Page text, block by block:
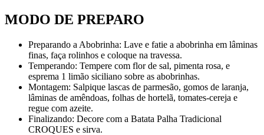
MODO DE PREPARO
Preparando a Abobrinha: Lave e fatie a abobrinha em lâminas
finas, faça rolinhos e coloque na travessa.
Temperando: Tempere com flor de sal, pimenta rosa, e
esprema 1 limão siciliano sobre as abobrinhas.
Montagem: Salpique lascas de parmesão, gomos de laranja,
lâminas de amêndoas, folhas de hortelã, tomates-cereja e
regue com azeite.
Finalizando: Decore com a Batata Palha Tradicional
CROQUES e sirva.